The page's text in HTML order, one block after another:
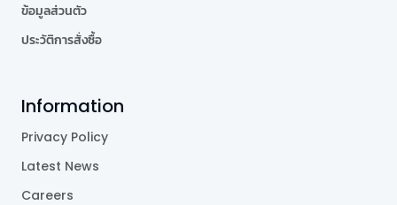
ข้อมูลส่วนตัว
ประวัติการสั่งซื้อ
Information
Privacy Policy
Latest News
Careers